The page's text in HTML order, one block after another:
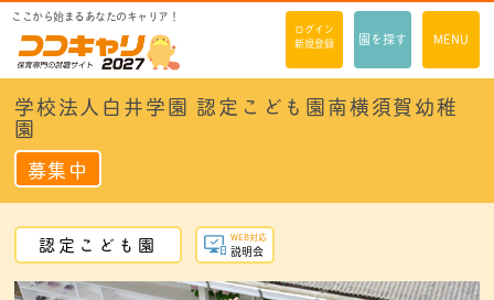
ここから始まるあなたのキャリア！
ログイン
新規登録
園を探す MENU
学校法人白井学園 認定こども園南横須賀幼稚
園
募集中
認定こども園 WEB対応
説明会